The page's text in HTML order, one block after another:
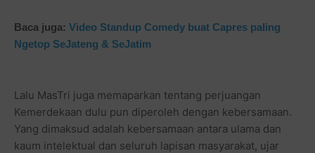
Baca juga: Video Standup Comedy buat Capres paling
Ngetop SeJateng & SeJatim
Lalu MasTri juga memaparkan tentang perjuangan
Kemerdekaan dulu pun diperoleh dengan kebersamaan.
Yang dimaksud adalah kebersamaan antara ulama dan
kaum intelektual dan seluruh lapisan masyarakat, ujar